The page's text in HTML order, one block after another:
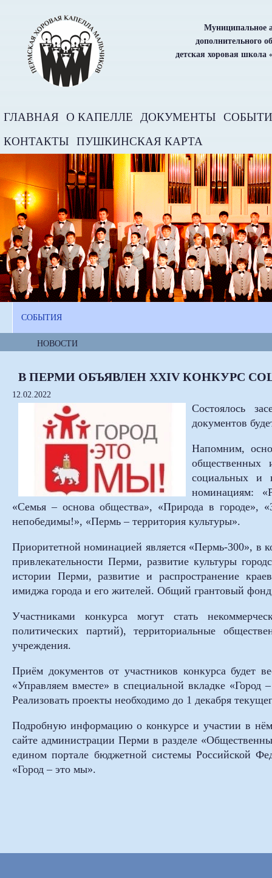
Муниципальное
дополнительного
детская хоровая школа
ГЛАВНАЯ О КАПЕЛЛЕ ДОКУМЕНТЫ
КОНТАКТЫ
ПУШКИНСКАЯ КАРТА
СОБЫТИЯ
НОВОСТИ
В ПЕРМИ ОБЪЯВЛЕН XXIV КОНКУРС
12.02.2022
Состоялось
документов
Напомним,
общественных
социальных и
номинациям:
«Семья – основа общества», «Природа в городе»,
непобедимы!», «Пермь – территория культуры».
Приоритетной номинацией является «Пермь-300», в
привлекательности Перми, развитие культуры
истории Перми, развитие и распространение
имиджа города и его жителей. Общий грантовый фонд
Участниками конкурса могут стать
политических партий), территориальные
учреждения.
Приём документов от участников конкурса будет
«Управляем вместе» в специальной вкладке
Реализовать проекты необходимо до 1 декабря
Подробную информацию о конкурсе и участии в
сайте администрации Перми в разделе
едином портале бюджетной системы Российской
«Город – это мы».